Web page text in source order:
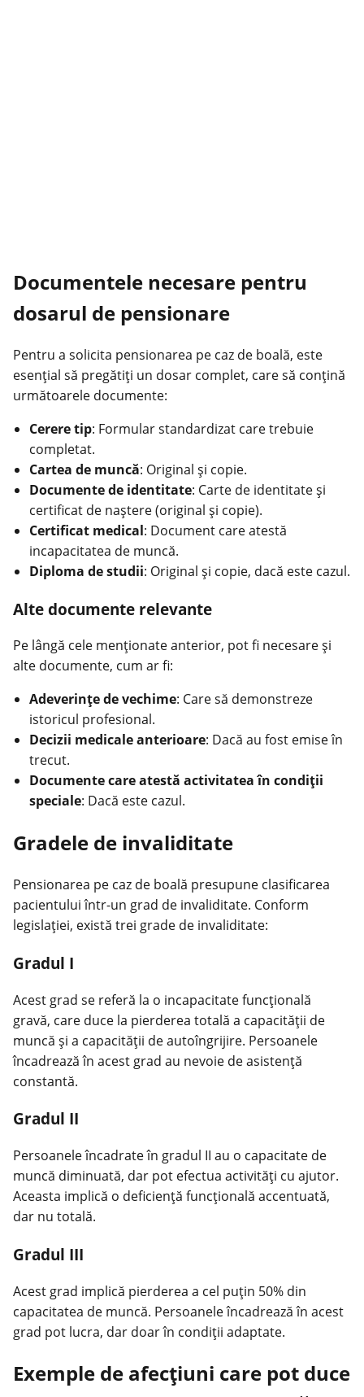
Documentele necesare pentru
dosarul de pensionare
Pentru a solicita pensionarea pe caz de boală, este
esențial să pregătiți un dosar complet, care să conțină
următoarele documente:
Cerere tip: Formular standardizat care trebuie
completat.
Cartea de muncă: Original și copie.
Documente de identitate: Carte de identitate și
certificat de naștere (original și copie).
Certificat medical: Document care atestă
incapacitatea de muncă.
Diploma de studii: Original și copie, dacă este cazul.
Alte documente relevante
Pe lângă cele menționate anterior, pot fi necesare și
alte documente, cum ar fi:
Adeverințe de vechime: Care să demonstreze
istoricul profesional.
Decizii medicale anterioare: Dacă au fost emise în
trecut.
Documente care atestă activitatea în condiții
speciale: Dacă este cazul.
Gradele de invaliditate
Pensionarea pe caz de boală presupune clasificarea
pacientului într-un grad de invaliditate. Conform
legislației, există trei grade de invaliditate:
Gradul I
Acest grad se referă la o incapacitate funcțională
gravă, care duce la pierderea totală a capacității de
muncă și a capacității de autoîngrijire. Persoanele
încadrează în acest grad au nevoie de asistență
constantă.
Gradul II
Persoanele încadrate în gradul II au o capacitate de
muncă diminuată, dar pot efectua activități cu ajutor.
Aceasta implică o deficiență funcțională accentuată,
dar nu totală.
Gradul III
Acest grad implică pierderea a cel puțin 50% din
capacitatea de muncă. Persoanele încadrează în acest
grad pot lucra, dar doar în condiții adaptate.
Exemple de afecțiuni care pot duce